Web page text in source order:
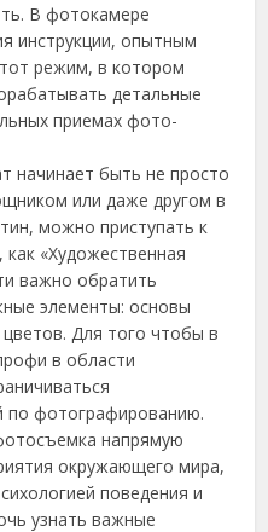
В фотокамере
инструкции, опытным
тот режим,в котором
детальные
приемах фото-
начинает быть не просто
или даже другом в
можно приступать к
«Художественная
важно обратить
элементы: основы
Для того чтобы в
в области
по фотографированию.
напрямую
окружающего мира,
поведения и
узнать важные